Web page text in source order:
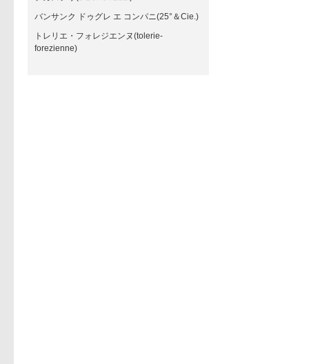
バンサンク ドゥグレ エ コンパニ(25°＆Cie.)
トレリエ・フォレジエンヌ(tolerie-
forezienne)